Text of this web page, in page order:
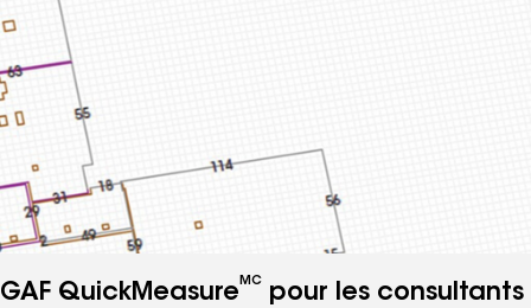
GAF QuickMeasureMC
pour les consultants